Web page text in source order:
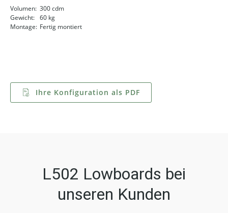
Volumen: 300 cdm
Gewicht: 60 kg
Montage: Fertig montiert
Ihre Konfiguration als PDF
L502 Lowboards bei
unseren Kunden